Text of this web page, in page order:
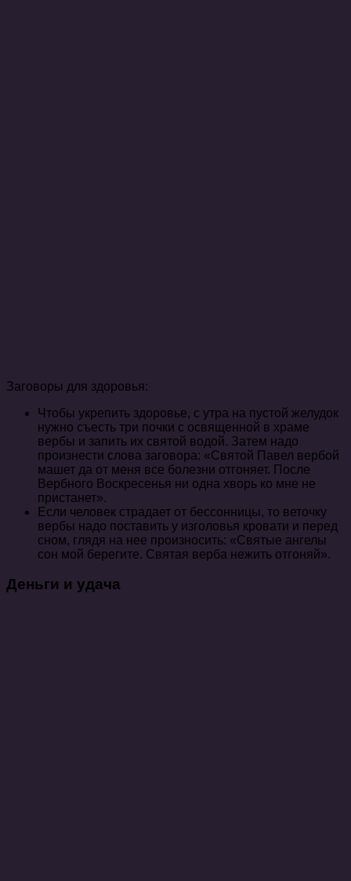
Заговоры для здоровья:
Чтобы укрепить здоровье, с утра на пустой желудок
нужно съесть три почки с освященной в храме
вербы и запить их святой водой. Затем надо
произнести слова заговора: «Святой Павел вербой
машет да от меня все болезни отгоняет. После
Вербного Воскресенья ни одна хворь ко мне не
пристанет».
Если человек страдает от бессонницы, то веточку
вербы надо поставить у изголовья кровати и перед
сном, глядя на нее произносить: «Святые ангелы
сон мой берегите. Святая верба нежить отгоняй».
Деньги и удача